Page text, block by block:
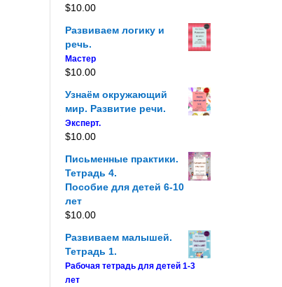
$10.00
Развиваем логику и
речь.
Мастер
$10.00
Узнаём окружающий
мир. Развитие речи.
Эксперт.
$10.00
Письменные практики.
Тетрадь 4.
Пособие для детей 6-10
лет
$10.00
Развиваем малышей.
Тетрадь 1.
Рабочая тетрадь для детей 1-3
лет